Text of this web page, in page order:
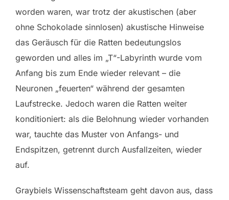
worden waren, war trotz der akustischen (aber
ohne Schokolade sinnlosen) akustische Hinweise
das Geräusch für die Ratten bedeutungslos
geworden und alles im „T“-Labyrinth wurde vom
Anfang bis zum Ende wieder relevant – die
Neuronen „feuerten“ während der gesamten
Laufstrecke. Jedoch waren die Ratten weiter
konditioniert: als die Belohnung wieder vorhanden
war, tauchte das Muster von Anfangs- und
Endspitzen, getrennt durch Ausfallzeiten, wieder
auf.
Graybiels Wissenschaftsteam geht davon aus, dass